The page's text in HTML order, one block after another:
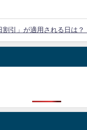
引」が適用される日は？